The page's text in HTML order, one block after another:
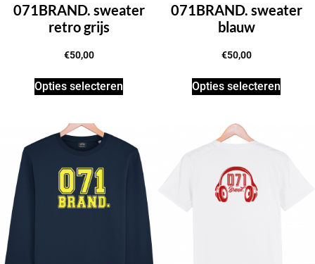
071BRAND. sweater
retro grijs
€50,00
Opties selecteren
071BRAND. sweater
blauw
€50,00
Opties selecteren